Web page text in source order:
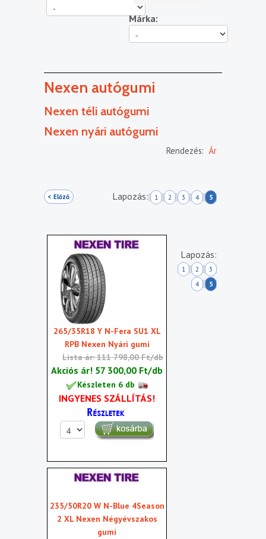
Márka:
Nexen autógumi
Nexen téli autógumi
Nexen nyári autógumi
Rendezés: Ár
Lapozás:
< Előző 1 2 3 4 5
265/35R18 Y N-Fera SU1 XL
RPB Nexen Nyári gumi
Lista ár: 111 798,00 Ft/db
Akciós ár! 57 300,00 Ft/db
Készleten 6 db
INGYENES SZÁLLÍTÁS!
235/50R20 W N-Blue 4Season
2 XL Nexen Négyévszakos
gumi
Lapozás:
1 2
3
4
5